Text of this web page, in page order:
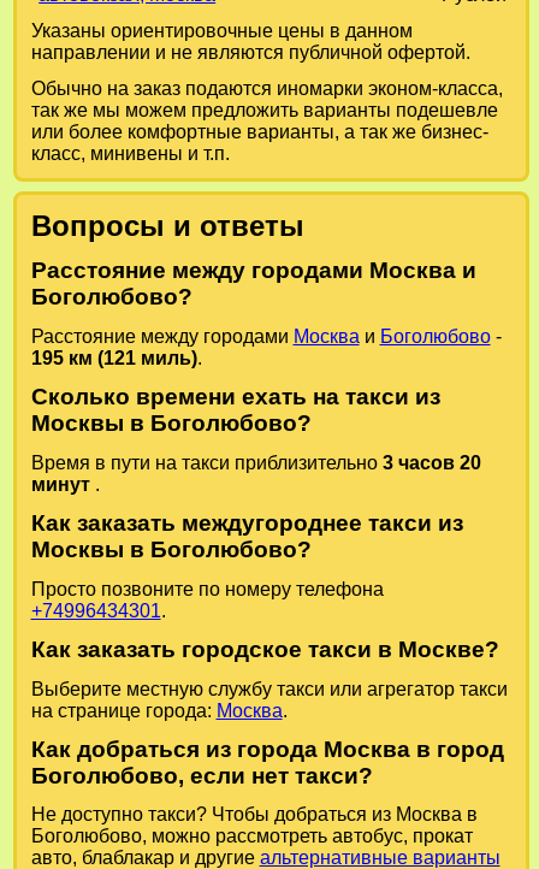
Указаны ориентировочные цены в данном
направлении и не являются публичной офертой.
Обычно на заказ подаются иномарки эконом-класса,
так же мы можем предложить варианты подешевле
или более комфортные варианты, а так же бизнес-
класс, минивены и т.п.
Вопросы и ответы
Расстояние между городами Москва и
Боголюбово?
Расстояние между городами Москва и Боголюбово-
195 км (121 миль).
Сколько времени ехать на такси из
Москвы в Боголюбово?
Время в пути на такси приблизительно 3 часов 20
минут .
Как заказать междугороднее такси из
Москвы в Боголюбово?
Просто позвоните по номеру телефона
+74996434301.
Как заказать городское такси в Москве?
Выберите местную службу такси или агрегатор такси
на странице города: Москва.
Как добраться из города Москва в город
Боголюбово, если нет такси?
Не доступно такси? Чтобы добраться из Москва в
Боголюбово, можно рассмотреть автобус, прокат
авто, блаблакар и другие альтернативные варианты